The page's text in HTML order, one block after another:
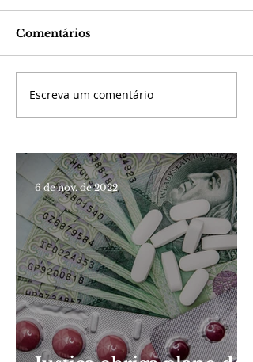
Comentários
Escreva um comentário
6 de nov. de 2022